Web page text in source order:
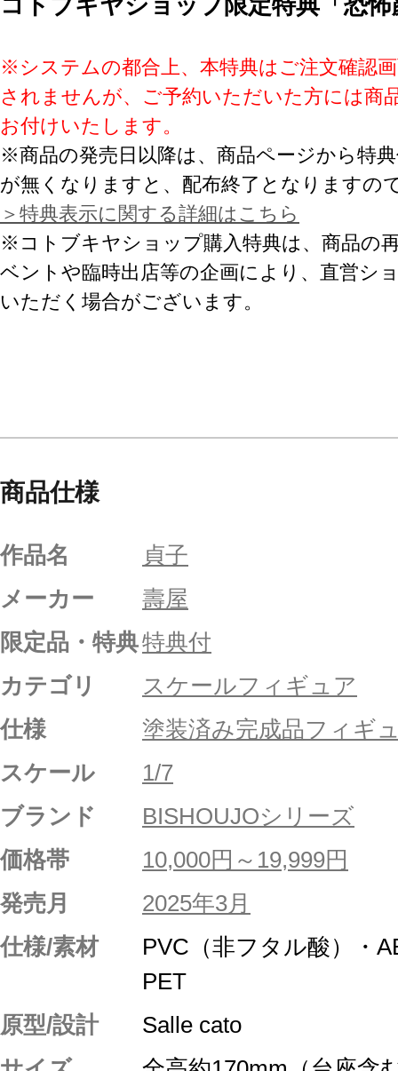
コトブキヤショップ限定特典「恐
※システムの都合上、本特典はご注文確認
されませんが、ご予約いただいた方には商
お付けいたします。
※商品の発売日以降は、商品ページから特
が無くなりますと、配布終了となりますの
＞特典表示に関する詳細はこちら
※コトブキヤショップ購入特典は、商品の
ベントや臨時出店等の企画により、直営シ
いただく場合がございます。
商品仕様
作品名
貞子
メーカー
壽屋
限定品・特典特典付
カテゴリ
スケールフィギュア
仕様
塗装済み完成品フィギ
スケール
1/7
ブランド
BISHOUJOシリーズ
価格帯
10,000円～19,999円
発売月
2025年3月
仕様/素材
PVC（非フタル酸）・
PET
原型/設計
Salle cato